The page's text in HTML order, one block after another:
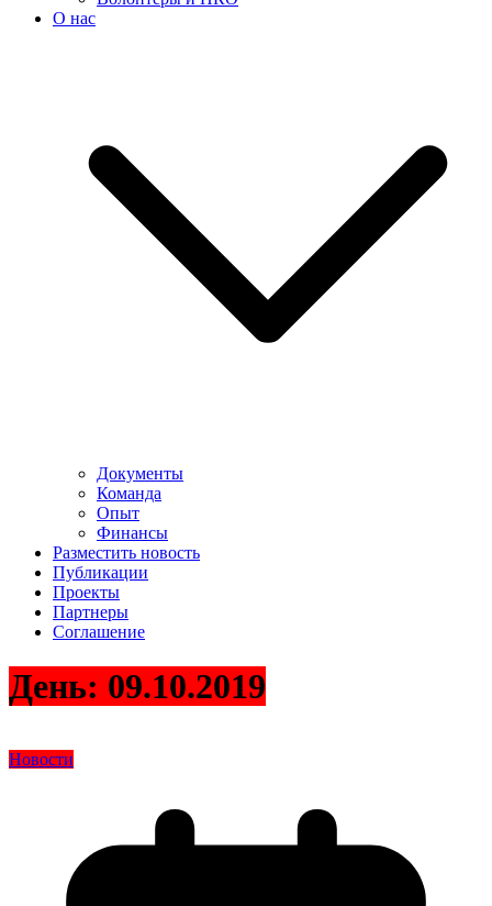
О нас
Документы
Команда
Опыт
Финансы
Разместить новость
Публикации
Проекты
Партнеры
Соглашение
День: 09.10.2019
Новости